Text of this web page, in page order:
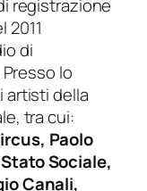
registrazione
di
lo
artisti della
tra cui:
Paolo
Sociale,
Canali,